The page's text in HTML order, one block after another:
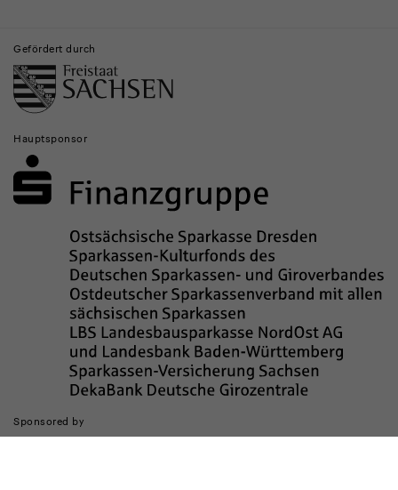
Gefördert durch
Hauptsponsor
Sponsored by